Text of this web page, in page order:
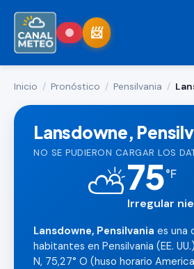
Inicio / Pronóstico / Pensilvania /
Lansdowne,
NO SE PUDIERON CARGAR LOS
⛅75°F
Irregular
Lansdowne, Pensilvania es una
habitantes en Pensilvania (EE.
N, 75,27° O (huso horario